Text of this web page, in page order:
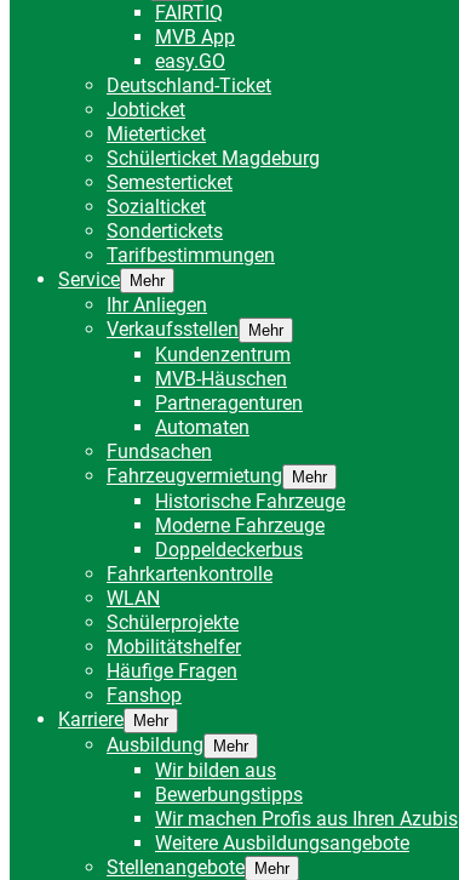
FAIRTIQ
MVB App
easy.GO
Deutschland-Ticket
Jobticket
Mieterticket
Schülerticket Magdeburg
Semesterticket
Sozialticket
Sondertickets
Tarifbestimmungen
Service
Mehr
Ihr Anliegen
Verkaufsstellen
Mehr
Kundenzentrum
MVB-Häuschen
Partneragenturen
Automaten
Fundsachen
Fahrzeugvermietung
Mehr
Historische Fahrzeuge
Moderne Fahrzeuge
Doppeldeckerbus
Fahrkartenkontrolle
WLAN
Schülerprojekte
Mobilitätshelfer
Häufige Fragen
Fanshop
Karriere
Mehr
Ausbildung Mehr
Wir bilden aus
Bewerbungstipps
Wir machen Profis aus Ihren Azubis
Weitere Ausbildungsangebote
Stellenangebote
Mehr